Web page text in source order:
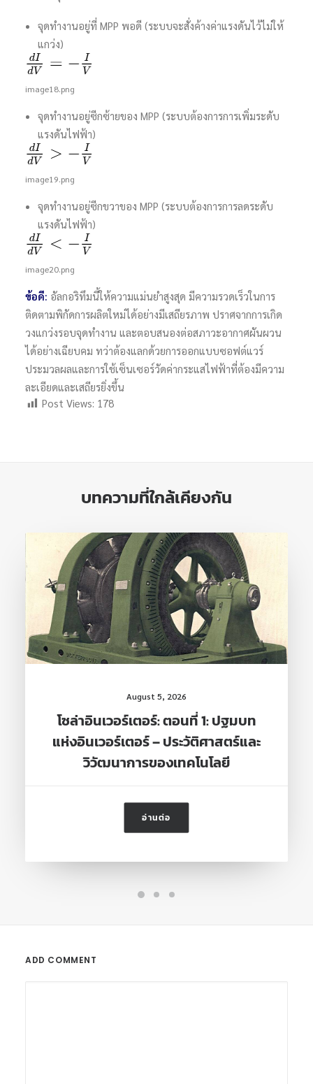
จุดทำงานอยู่ที่ MPP พอดี (ระบบจะสั่งค้างค่าแรงดันไว้ไม่ให้
แกว่ง)
image18.png
จุดทำงานอยู่ซีกซ้ายของ MPP (ระบบต้องการการเพิ่มระดับ
แรงดันไฟฟ้า)
image19.png
จุดทำงานอยู่ซีกขวาของ MPP (ระบบต้องการการลดระดับ
แรงดันไฟฟ้า)
image20.png
ข้อดี: อัลกอริทึมนี้ให้ความแม่นยำสูงสุด มีความรวดเร็วในการ
ติดตามพิกัดการผลิตใหม่ได้อย่างมีเสถียรภาพ ปราศจากการเกิด
วงแกว่งรอบจุดทำงาน และตอบสนองต่อสภาวะอากาศผันผวน
ได้อย่างเฉียบคม ทว่าต้องแลกด้วยการออกแบบซอฟต์แวร์
ประมวลผลและการใช้เซ็นเซอร์วัดค่ากระแสไฟฟ้าที่ต้องมีความ
ละเอียดและเสถียรยิ่งขึ้น
Post Views: 178
บทความที่ใกล้เคียงกัน
August 5, 2026
โซล่าอินเวอร์เตอร์: ตอนที่ 1: ปฐมบท
แห่งอินเวอร์เตอร์ – ประวัติศาสตร์และ
วิวัฒนาการของเทคโนโลยี
อ่านต่อ
ADD COMMENT